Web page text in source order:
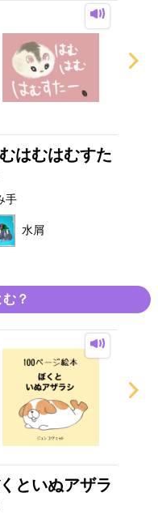
はむはむすた
手
水屑
？
といぬアザラ